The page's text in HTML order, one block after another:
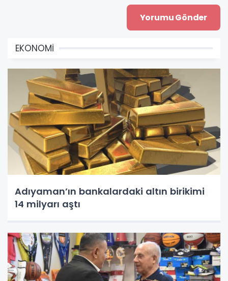
EKONOMİ
Adıyaman’ın bankalardaki altın birikimi
14 milyarı aştı